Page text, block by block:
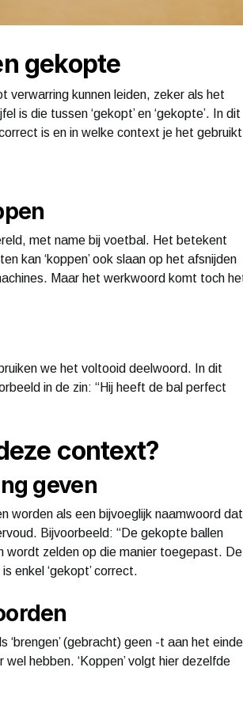
gekopte
verwarring kunnen leiden, zeker als het
die tussen ‘gekopt’ en ‘gekopte’. In dit
is en in welke context je het
met name bij voetbal. Het betekent
kan ‘koppen’ ook slaan op het afsnijden
Maar het werkwoord komt toch
we het voltooid deelwoord. In dit
in de zin: “Hij heeft de bal perfect
context?
geven
worden als een bijvoeglijk naamwoord dat
Bijvoorbeeld: “De gekopte ballen
wordt zelden op die manier toegepast. De
enkel ‘gekopt’ correct.
(gebracht) geen -t aan het einde
hebben. ‘Koppen’ volgt hier dezelfde